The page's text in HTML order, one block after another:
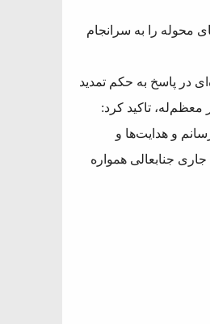
محوله را به سرانجام
در پاسخ به حکم تمدید
تاکید کرد:
و هدایت‌ها و
جنابعالی همواره